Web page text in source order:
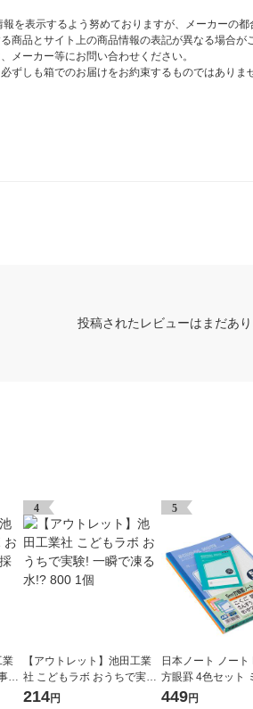
を表示するよう努めておりますが、メーカーの
商品とサイト上の商品情報の表記が異なる場合
メーカー等にお問い合わせください。
ずしも箱でのお届けをお約束するものではあり
投稿されたレビューはまだあり
業
4
【アウトレット】池田工業
社 こどもラボ おうちで実験!
一瞬で凍る水!? 800 1個
214円
5
日本ノート ノート
方眼罫 4色セット
うノートおまけ付
449円